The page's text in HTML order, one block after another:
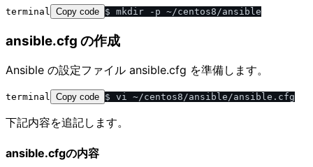
terminal Copy code
ansible.cfg の作成
Ansible の設定ファイル ansible.cfg を準備します。
terminal Copy code
下記内容を追記します。
ansible.cfgの内容